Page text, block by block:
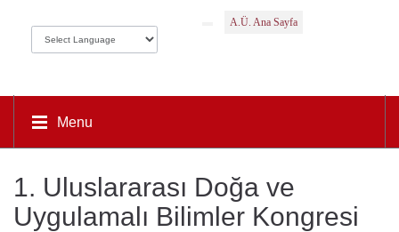
A.Ü. Ana Sayfa
Menu
1. Uluslararası Doğa ve
Uygulamalı Bilimler Kongresi